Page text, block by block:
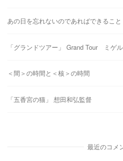
あの日を忘れないのであればできること
「グランドツアー」 Grand Tour ミゲ
＜間＞の時間と＜核＞の時間
「五香宮の猫」 想田和弘監督
最近のコメ